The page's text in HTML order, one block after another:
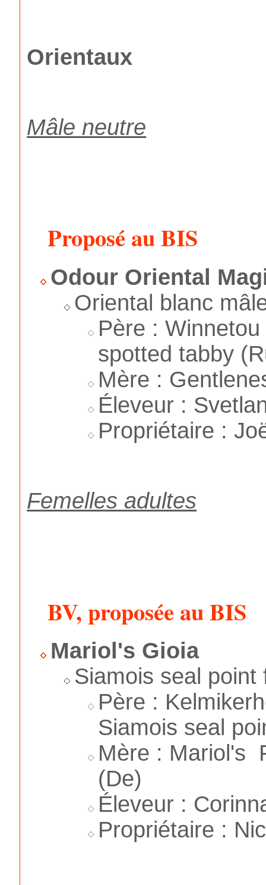
Orientaux
Mâle neutre
Proposé au BIS
Odour Oriental
Oriental blanc
Père :
spotted tabby
Mère :
Éleveur :
Propriétaire :
Femelles adultes
BV, proposée au BIS
Mariol's Gioia
Siamois seal point
Père :
Siamois seal
Mère : Mariol's
(De)
Éleveur :
Propriétaire :